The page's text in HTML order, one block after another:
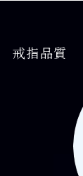
戒指品質